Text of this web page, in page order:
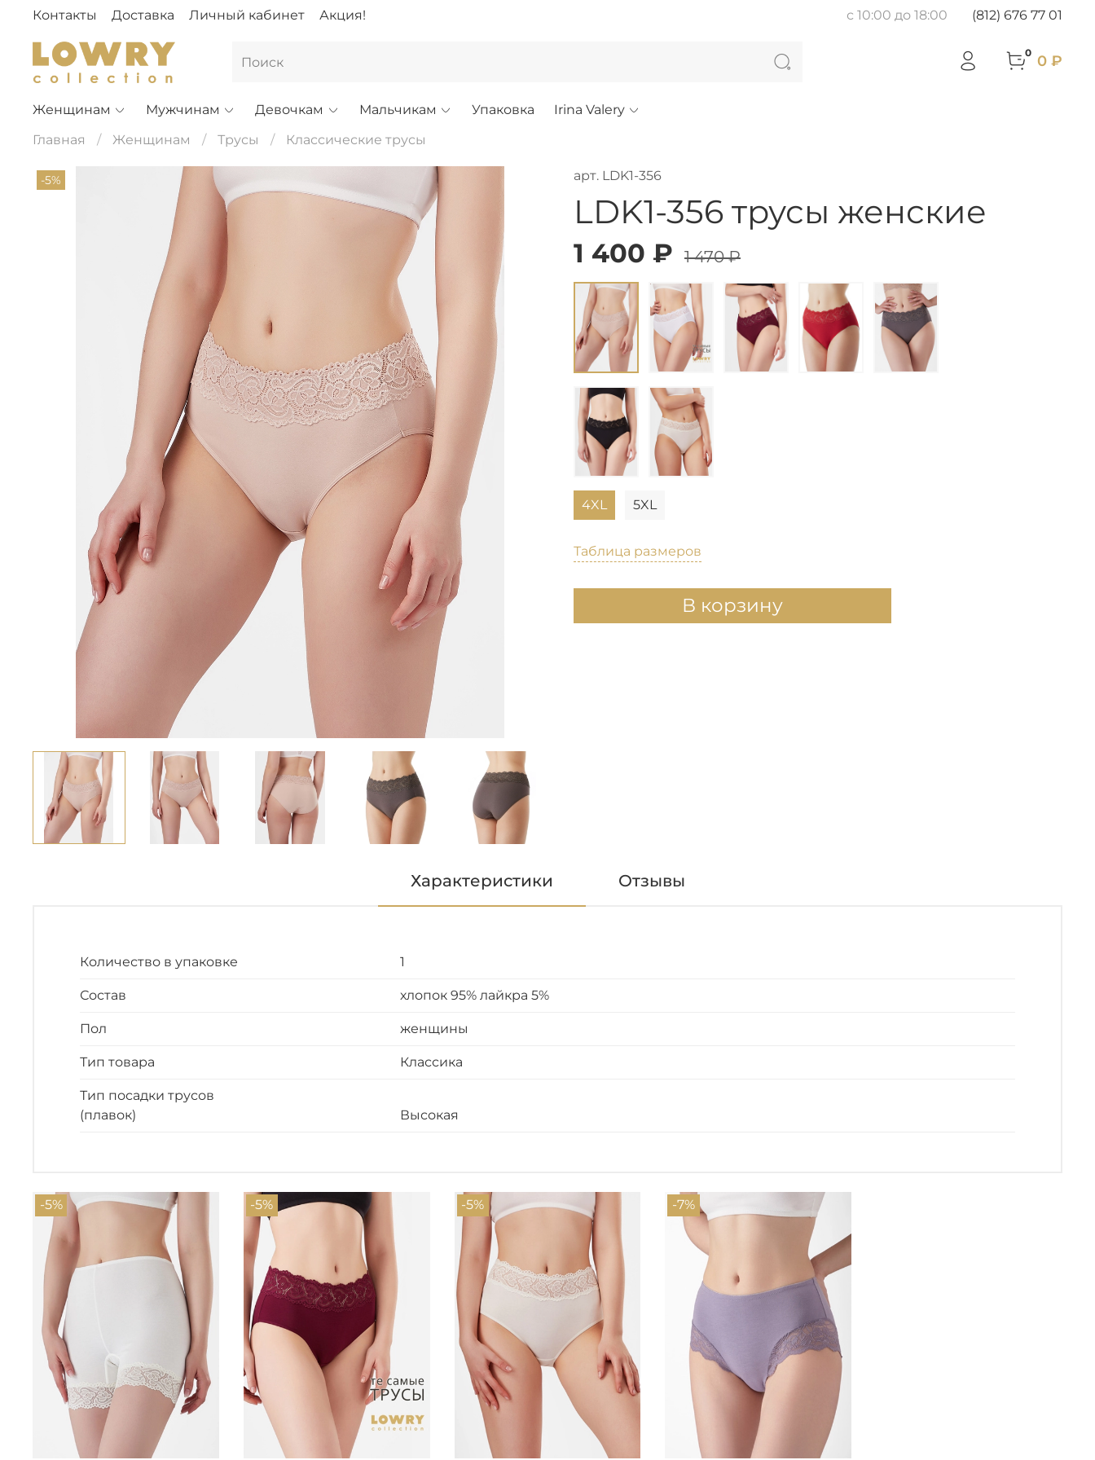
Контакты Доставка Личный кабинет Акция! с 10:00 до 18:00 (812) 676 77 01
0 0 ₽
Женщинам Мужчинам Девочкам Мальчикам Упаковка
Irina Valery
Главная
Женщинам Трусы Классические трусы
-5% арт. LDK1-356
LDK1-356 трусы женские
1 400 ₽ 1 470 ₽
Таблица размеров
В корзину
4XL 5XL
Характеристики Отзывы
Количество в упаковке 1
Состав хлопок 95% лайкра 5%
Пол женщины
Тип товара Классика
Тип посадки трусов
(плавок)
Высокая
-5% -5% -5% -7%